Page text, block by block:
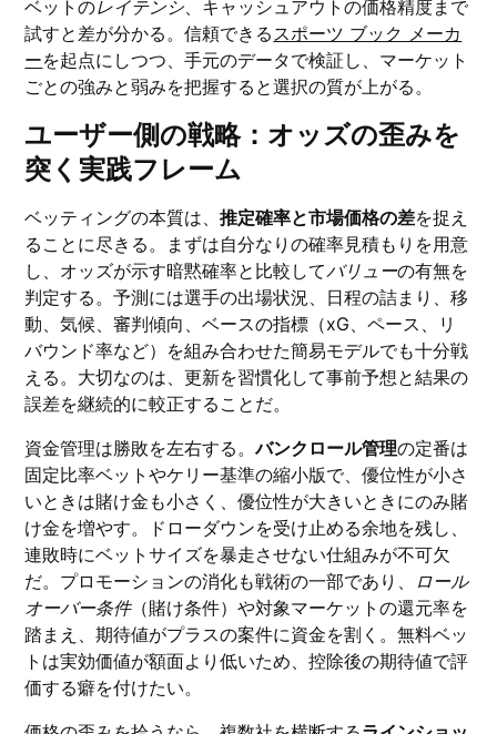
ベットのレイテンシ、キャッシュアウトの価格精度まで
試すと差が分かる。信頼できるスポーツ ブック メーカ
ーを起点にしつつ、手元のデータで検証し、マーケット
ごとの強みと弱みを把握すると選択の質が上がる。
ユーザー側の戦略：オッズの歪みを
突く実践フレーム
ベッティングの本質は、推定確率と市場価格の差を捉え
ることに尽きる。まずは自分なりの確率見積もりを用意
し、オッズが示す暗黙確率と比較してバリューの有無を
判定する。予測には選手の出場状況、日程の詰まり、移
動、気候、審判傾向、ベースの指標（xG、ペース、リ
バウンド率など）を組み合わせた簡易モデルでも十分戦
える。大切なのは、更新を習慣化して事前予想と結果の
誤差を継続的に較正することだ。
資金管理は勝敗を左右する。バンクロール管理の定番は
固定比率ベットやケリー基準の縮小版で、優位性が小さ
いときは賭け金も小さく、優位性が大きいときにのみ賭
け金を増やす。ドローダウンを受け止める余地を残し、
連敗時にベットサイズを暴走させない仕組みが不可欠
だ。プロモーションの消化も戦術の一部であり、
ロール
オーバー条件（賭け条件）や対象マーケットの還元率を
踏まえ、期待値がプラスの案件に資金を割く。無料ベッ
トは実効価値が額面より低いため、控除後の期待値で評
価する癖を付けたい。